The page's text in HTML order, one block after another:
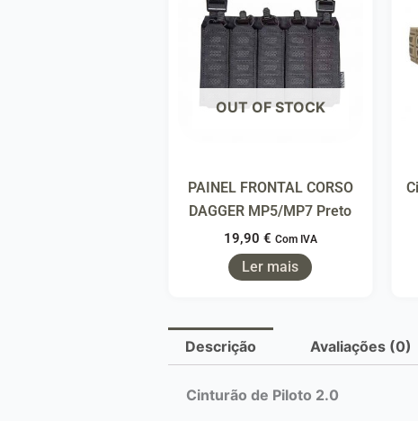
OUT OF STOCK
PAINEL FRONTAL CORSO
DAGGER MP5/MP7 Preto
19,90 € Com IVA
Ler mais
Descrição Avaliações (0)
Cinturão de Piloto 2.0